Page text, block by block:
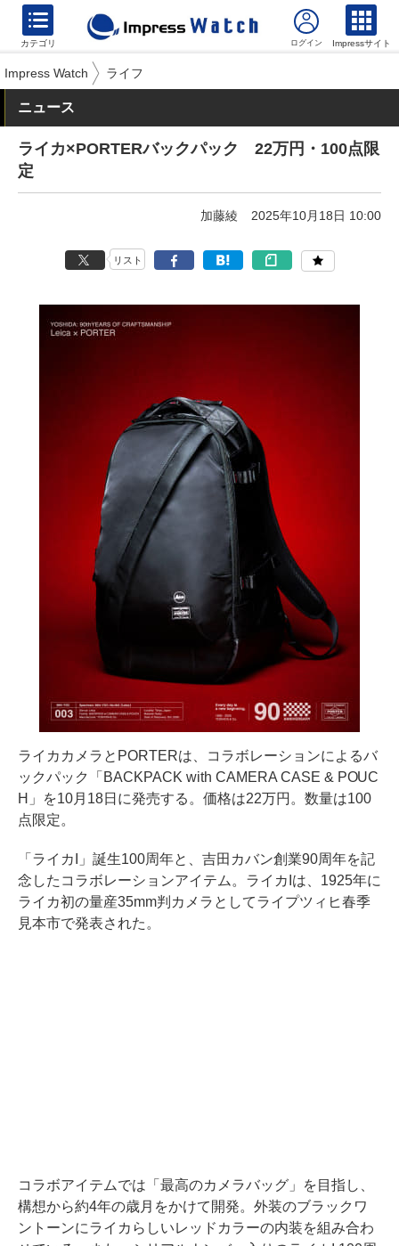
カテゴリ Impressサイト
Impress Watch ライフ
ニュース
ライカ×PORTERバックパック 22万円・100点限
定
加藤綾 2025年10月18日 10:00
リスト
ライカカメラとPORTERは、コラボレーションによるバ
ックパック「BACKPACK with CAMERA CASE & POUC
H」を10月18日に発売する。価格は22万円。数量は100
点限定。
「ライカI」誕生100周年と、吉田カバン創業90周年を記
念したコラボレーションアイテム。ライカIは、1925年に
ライカ初の量産35mm判カメラとしてライプツィヒ春季
見本市で発表された。
コラボアイテムでは「最高のカメラバッグ」を目指し、
構想から約4年の歳月をかけて開発。外装のブラックワ
ントーンにライカらしいレッドカラーの内装を組み合わ